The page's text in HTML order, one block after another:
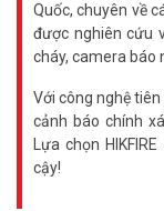
Quốc, chuyên về
được nghiên cứu
cháy, camera báo
Với công nghệ tiên
cảnh báo chính
Lựa chọn
cậy!